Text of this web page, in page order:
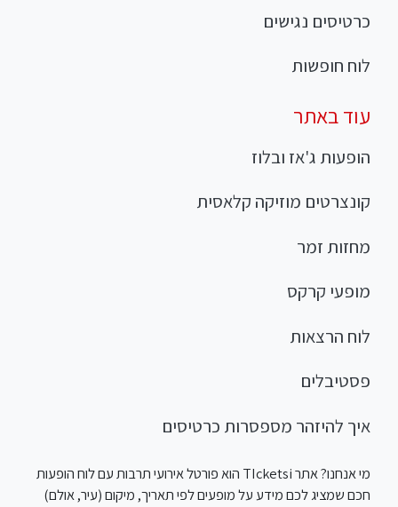
כרטיסים נגישים
לוח חופשות
עוד באתר
הופעות ג'אז ובלוז
קונצרטים מוזיקה קלאסית
מחזות זמר
מופעי קרקס
לוח הרצאות
פסטיבלים
איך להיזהר מספסרות כרטיסים
מי אנחנו? אתר TIcketsi הוא פורטל אירועי תרבות עם לוח הופעות
חכם שמציג לכם מידע על מופעים לפי תאריך, מיקום (עיר, אולם)